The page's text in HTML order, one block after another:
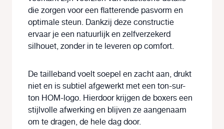
die zorgen voor een flatterende pasvorm en
optimale steun. Dankzij deze constructie
ervaar je een natuurlijk en zelfverzekerd
silhouet, zonder in te leveren op comfort.
De tailleband voelt soepel en zacht aan, drukt
niet en is subtiel afgewerkt met een ton-sur-
ton HOM-logo. Hierdoor krijgen de boxers een
stijlvolle afwerking en blijven ze aangenaam
om te dragen, de hele dag door.